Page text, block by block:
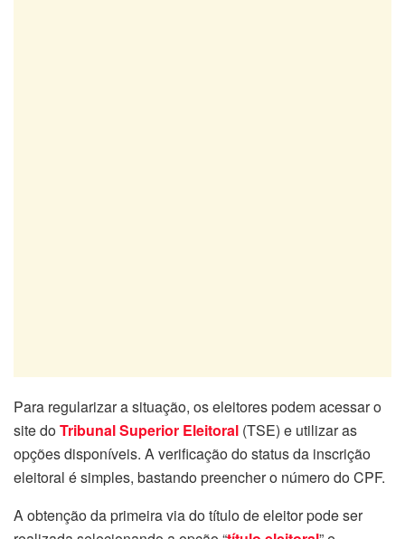
Para regularizar a situação, os eleitores podem acessar o
site doTribunal Superior Eleitoral (TSE) e utilizar as
opções disponíveis. A verificação do status da inscrição
eleitoral é simples, bastando preencher o número do CPF.
A obtenção da primeira via do título de eleitor pode ser